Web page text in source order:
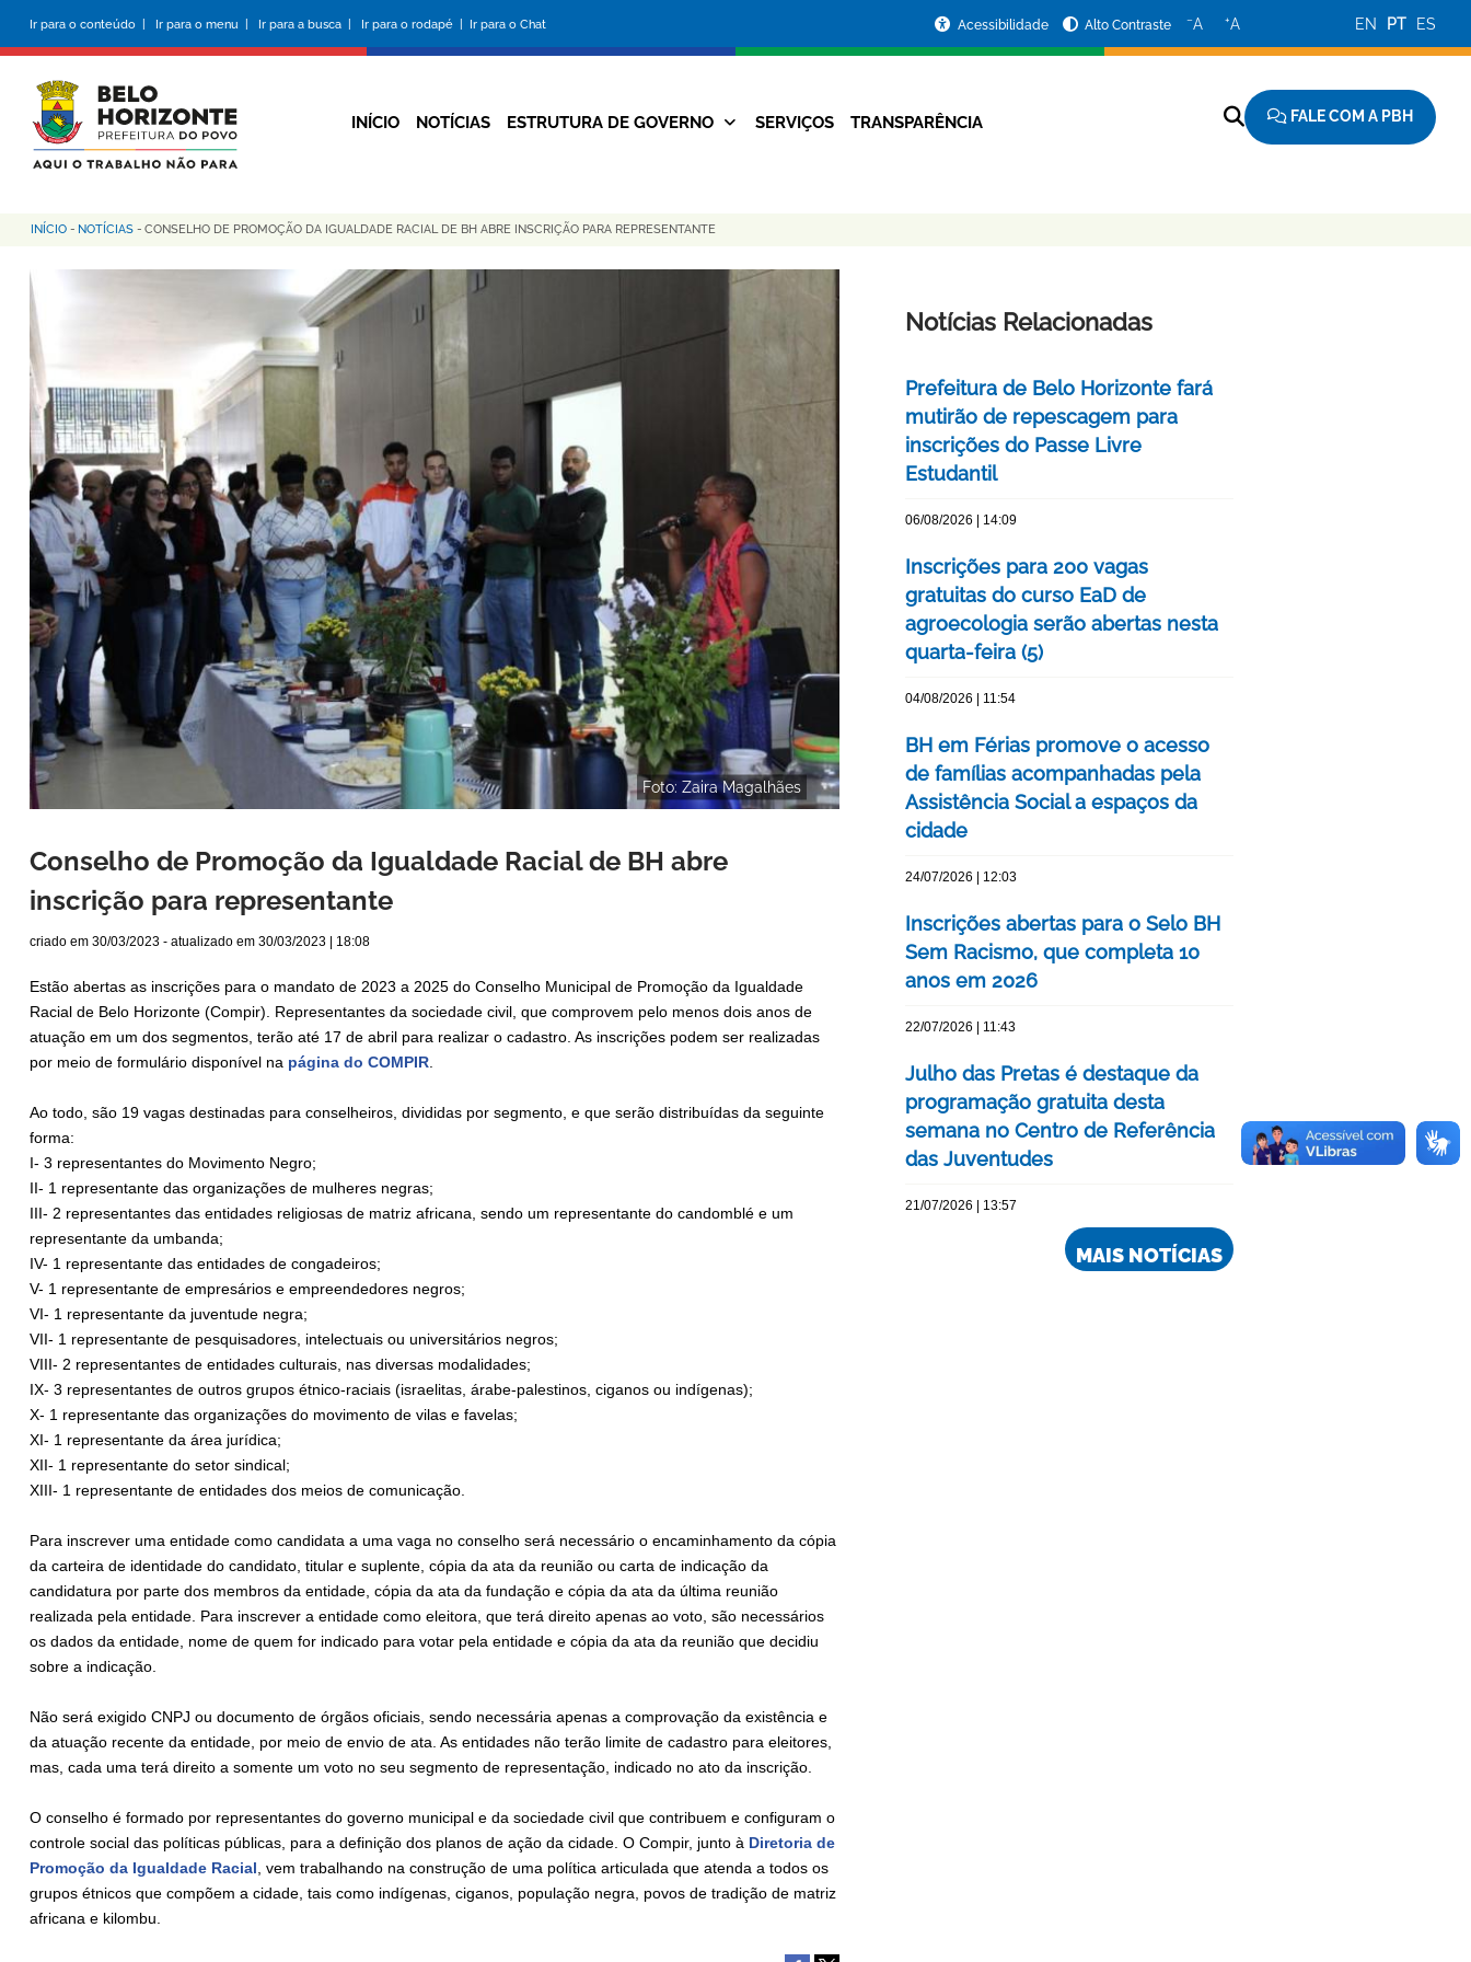
conteúdo
principal
Ir para o conteúdo | Ir para o menu | Ir para a busca | Ir para o rodapé | Ir para o Chat
da
Prefeitura
Acessibilidade Alto Contraste −A +A EN PT ES
Navegação
INÍCIO NOTÍCIAS ESTRUTURA DE GOVERNO SERVIÇOS TRANSPARÊNCIA FALE COM A PBH
Trilha
de
navegação
INÍCIO - NOTÍCIAS - CONSELHO DE PROMOÇÃO DA IGUALDADE RACIAL DE BH ABRE INSCRIÇÃO PARA REPRESENTANTE
Foto: Zaira Magalhães
Conselho de Promoção da Igualdade Racial de BH abre
inscrição para representante
criado em 30/03/2023 - atualizado em 30/03/2023 | 18:08
Estão abertas as inscrições para o mandato de 2023 a 2025 do Conselho Municipal de Promoção da Igualdade
Racial de Belo Horizonte (Compir). Representantes da sociedade civil, que comprovem pelo menos dois anos de
atuação em um dos segmentos, terão até 17 de abril para realizar o cadastro. As inscrições podem ser realizadas
por meio de formulário disponível na página do COMPIR.
Ao todo, são 19 vagas destinadas para conselheiros, divididas por segmento, e que serão distribuídas da seguinte
forma:
I- 3 representantes do Movimento Negro;
II- 1 representante das organizações de mulheres negras;
III- 2 representantes das entidades religiosas de matriz africana, sendo um representante do candomblé e um
representante da umbanda;
IV- 1 representante das entidades de congadeiros;
V- 1 representante de empresários e empreendedores negros;
VI- 1 representante da juventude negra;
VII- 1 representante de pesquisadores, intelectuais ou universitários negros;
VIII- 2 representantes de entidades culturais, nas diversas modalidades;
IX- 3 representantes de outros grupos étnico-raciais (israelitas, árabe-palestinos, ciganos ou indígenas);
X- 1 representante das organizações do movimento de vilas e favelas;
XI- 1 representante da área jurídica;
XII- 1 representante do setor sindical;
XIII- 1 representante de entidades dos meios de comunicação.
Para inscrever uma entidade como candidata a uma vaga no conselho será necessário o encaminhamento da cópia
da carteira de identidade do candidato, titular e suplente, cópia da ata da reunião ou carta de indicação da
candidatura por parte dos membros da entidade, cópia da ata da fundação e cópia da ata da última reunião
realizada pela entidade. Para inscrever a entidade como eleitora, que terá direito apenas ao voto, são necessários
os dados da entidade, nome de quem for indicado para votar pela entidade e cópia da ata da reunião que decidiu
sobre a indicação.
Não será exigido CNPJ ou documento de órgãos oficiais, sendo necessária apenas a comprovação da existência e
da atuação recente da entidade, por meio de envio de ata. As entidades não terão limite de cadastro para eleitores,
mas, cada uma terá direito a somente um voto no seu segmento de representação, indicado no ato da inscrição.
O conselho é formado por representantes do governo municipal e da sociedade civil que contribuem e configuram o
controle social das políticas públicas, para a definição dos planos de ação da cidade. O Compir, junto à Diretoria de
Promoção da Igualdade Racial, vem trabalhando na construção de uma política articulada que atenda a todos os
grupos étnicos que compõem a cidade, tais como indígenas, ciganos, população negra, povos de tradição de matriz
africana e kilombu.
Notícias Relacionadas
Prefeitura de Belo Horizonte fará
mutirão de repescagem para
inscrições do Passe Livre
Estudantil
06/08/2026 | 14:09
Inscrições para 200 vagas
gratuitas do curso EaD de
agroecologia serão abertas nesta
quarta-feira (5)
04/08/2026 | 11:54
BH em Férias promove o acesso
de famílias acompanhadas pela
Assistência Social a espaços da
cidade
24/07/2026 | 12:03
Inscrições abertas para o Selo BH
Sem Racismo, que completa 10
anos em 2026
22/07/2026 | 11:43
Julho das Pretas é destaque da
programação gratuita desta
semana no Centro de Referência
das Juventudes
21/07/2026 | 13:57
MAIS NOTÍCIAS